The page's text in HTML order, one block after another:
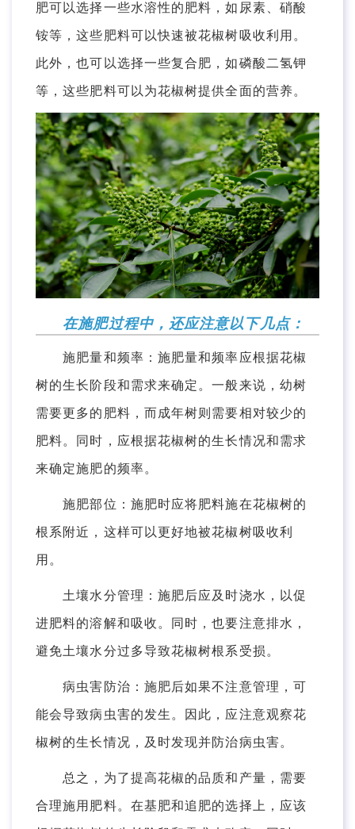
肥可以选择一些水溶性的肥料，如尿素、硝酸
铵等，这些肥料可以快速被花椒树吸收利用。
此外，也可以选择一些复合肥，如磷酸二氢钾
等，这些肥料可以为花椒树提供全面的营养。
在施肥过程中，还应注意以下几点：
施肥量和频率：施肥量和频率应根据花椒
树的生长阶段和需求来确定。一般来说，幼树
需要更多的肥料，而成年树则需要相对较少的
肥料。同时，应根据花椒树的生长情况和需求
来确定施肥的频率。
施肥部位：施肥时应将肥料施在花椒树的
根系附近，这样可以更好地被花椒树吸收利
用。
土壤水分管理：施肥后应及时浇水，以促
进肥料的溶解和吸收。同时，也要注意排水，
避免土壤水分过多导致花椒树根系受损。
病虫害防治：施肥后如果不注意管理，可
能会导致病虫害的发生。因此，应注意观察花
椒树的生长情况，及时发现并防治病虫害。
总之，为了提高花椒的品质和产量，需要
合理施用肥料。在基肥和追肥的选择上，应该